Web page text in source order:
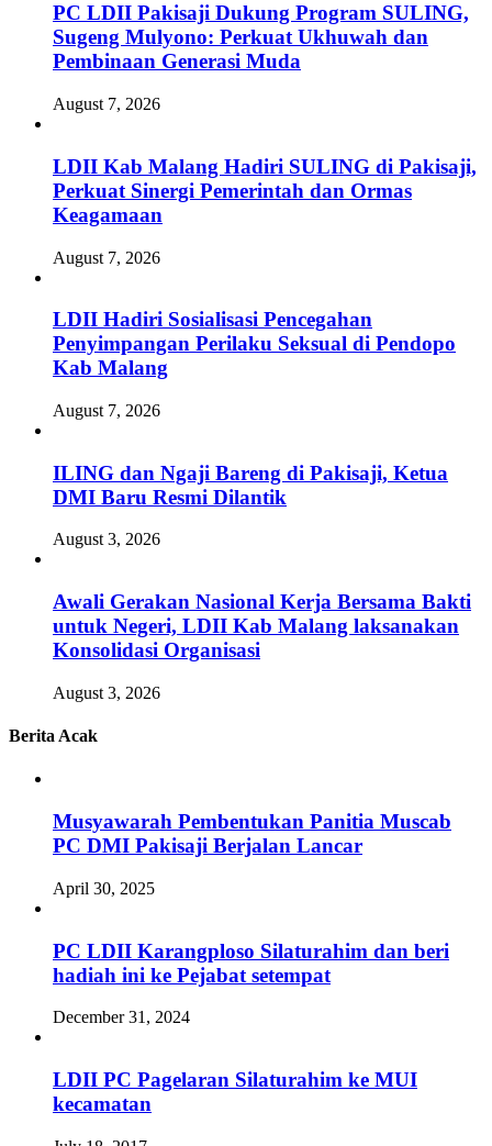
PC LDII Pakisaji Dukung Program SULING,
Sugeng Mulyono: Perkuat Ukhuwah dan
Pembinaan Generasi Muda
August 7, 2026
LDII Kab Malang Hadiri SULING di Pakisaji,
Perkuat Sinergi Pemerintah dan Ormas
Keagamaan
August 7, 2026
LDII Hadiri Sosialisasi Pencegahan
Penyimpangan Perilaku Seksual di Pendopo
Kab Malang
August 7, 2026
ILING dan Ngaji Bareng di Pakisaji, Ketua
DMI Baru Resmi Dilantik
August 3, 2026
Awali Gerakan Nasional Kerja Bersama Bakti
untuk Negeri, LDII Kab Malang laksanakan
Konsolidasi Organisasi
August 3, 2026
Berita Acak
Musyawarah Pembentukan Panitia Muscab
PC DMI Pakisaji Berjalan Lancar
April 30, 2025
PC LDII Karangploso Silaturahim dan beri
hadiah ini ke Pejabat setempat
December 31, 2024
LDII PC Pagelaran Silaturahim ke MUI
kecamatan